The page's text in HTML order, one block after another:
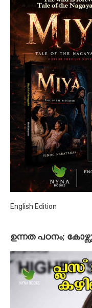
English Edition
ഉന്നത പഠനം;